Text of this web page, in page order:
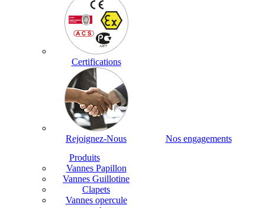
Certifications
Rejoignez-Nous
Nos engagements
Produits
Vannes Papillon
Vannes Guillotine
Clapets
Vannes opercule